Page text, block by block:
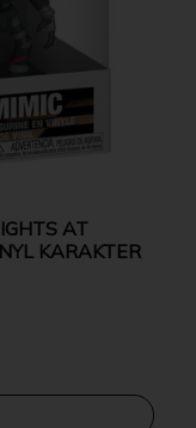
AT
KARAKTER